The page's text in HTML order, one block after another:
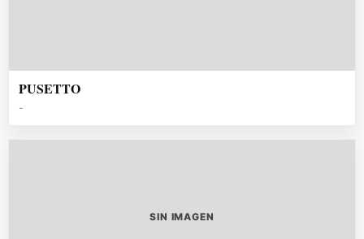
PUSETTO
-
SIN IMAGEN